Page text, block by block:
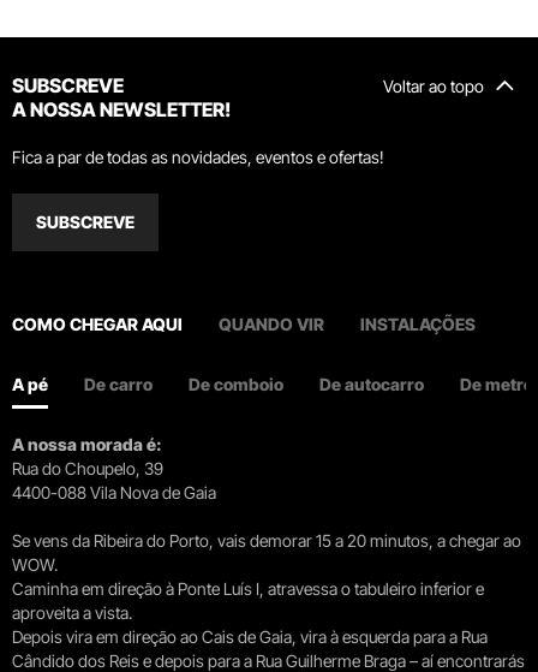
Voltar ao topo
SUBSCREVE
A NOSSA NEWSLETTER!
Fica a par de todas as novidades, eventos e ofertas!
SUBSCREVE
COMO CHEGAR AQUI QUANDO VIR INSTALAÇÕES
A pé De carro De comboio De autocarro De metro
A nossa morada é:
Rua do Choupelo, 39
4400-088 Vila Nova de Gaia
Se vens da Ribeira do Porto, vais demorar 15 a 20 minutos, a chegar ao
WOW.
Caminha em direção à Ponte Luís I, atravessa o tabuleiro inferior e
aproveita a vista.
Depois vira em direção ao Cais de Gaia, vira à esquerda para a Rua
Cândido dos Reis e depois para a Rua Guilherme Braga – aí encontrarás